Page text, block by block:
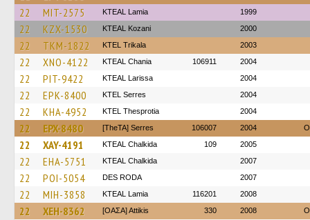
22
MIT-2575 KTEAL Lamia 1999
22 KZX-1530 KTEAL Kozani 2000
22 TKM-1822 ΚΤΕL Τrikala 2003
22 XNO-4122 KTEAL Chania 106911 2004
22 PIT-9422 KTEAL Larissa 2004
22 EPK-8400 KTEL Serres 2004
22 KHA-4952 KTEL Thesprotia 2004
22 EPX-8480 [TheTA] Serres 106007 2004
22 XAY-4191 KTEAL Chalkida 109 2005
22 EHA-5751 KTEAL Chalkida 2007
22 POI-5054 DES RODA 2007
22 MIH-3858 KTEAL Lamia 116201 2008
22 XEH-8362 [ΟΑΣΑ] Αttikis 330 2008